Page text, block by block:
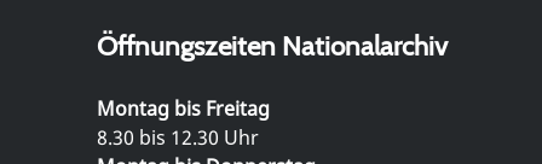
Öffnungszeiten Nationalarchiv
Montag bis Freitag
8.30 bis 12.30 Uhr